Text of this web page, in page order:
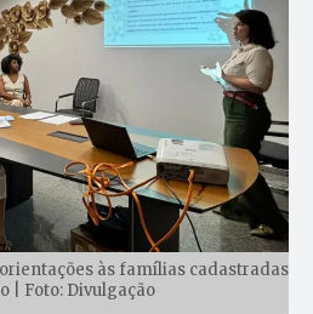
às famílias cadastradas
| Foto: Divulgação